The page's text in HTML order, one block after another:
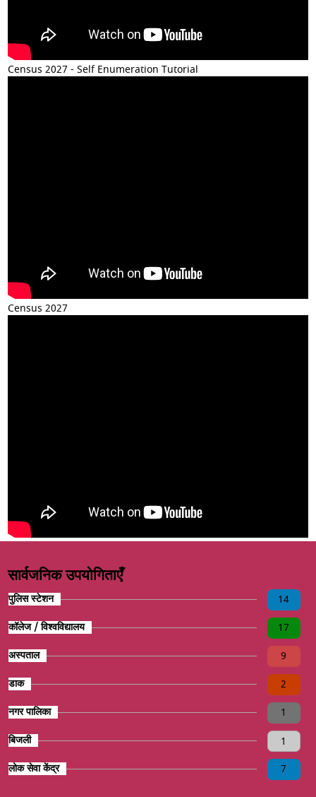
Census 2027 - Self Enumeration Tutorial
Census 2027
सार्वजनिक उपयोगिताएँ
14
पुलिस स्टेशन
17
कॉलेज / विश्वविद्यालय
9
अस्पताल
2
डाक
1
नगर पालिका
1
बिजली
7
लोक सेवा केंद्र